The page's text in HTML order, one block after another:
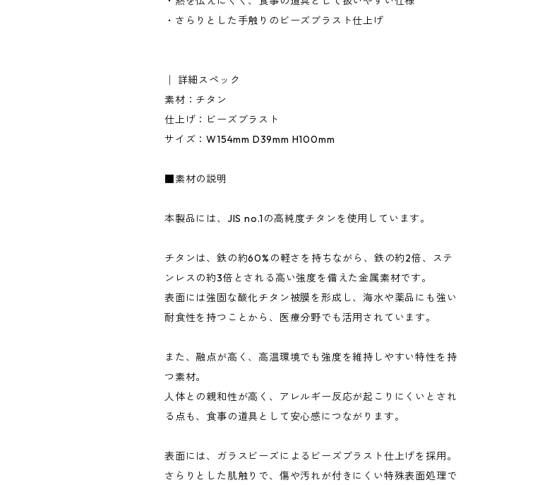
・さらりとした手触りのビーズブラスト仕上げ
│ 詳細スペック
素材：チタン
仕上げ：ビーズブラスト
サイズ：W154mm D39mm H100mm
■素材の説明
本製品には、JIS no.1の高純度チタンを使用しています。
チタンは、鉄の約60%の軽さを持ちながら、鉄の約2倍、ステ
ンレスの約3倍とされる高い強度を備えた金属素材です。
表面には強固な酸化チタン被膜を形成し、海水や薬品にも強い
耐食性を持つことから、医療分野でも活用されています。
また、融点が高く、高温環境でも強度を維持しやすい特性を持
つ素材。
人体との親和性が高く、アレルギー反応が起こりにくいとされ
る点も、食事の道具として安心感につながります。
表面には、ガラスビーズによるビーズブラスト仕上げを採用。
さらりとした肌触りで、傷や汚れが付きにくい特殊表面処理で